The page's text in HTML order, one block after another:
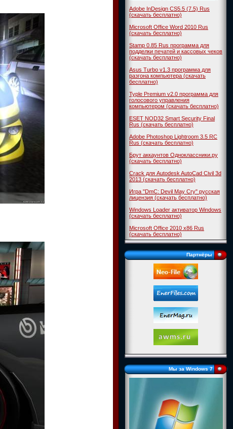
Adobe InDesign CS5.5 (7.5) Rus
(скачать бесплатно)
Microsoft Office Word 2010 Rus
(скачать бесплатно)
Stamp 0.85 Rus программа для
подделки печатей и кассовых чеков
(скачать бесплатно)
Asus Turbo v1.3 программа для
разгона компьютера (скачать
бесплатно)
Typle Premium v2.0 программа для
голосового управления
компьютером (скачать бесплатно)
ESET NOD32 Smart Security Final
Rus (скачать бесплатно)
Adobe Photoshop Lightroom 3.5 RC
Rus (скачать бесплатно)
Брут аккаунтов Одноклассники.ру
(скачать бесплатно)
Crack для Autodesk AutoCad Civil 3d
2013 (скачать бесплатно)
Игра "DmC: Devil May Cry" русская
лицензия (скачать бесплатно)
Windows Loader активатор Windows
(скачать бесплатно)
Microsoft Office 2010 x86 Rus
(скачать бесплатно)
Партнёры
Мы за Windows 7